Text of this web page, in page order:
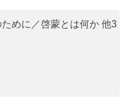
めに／啓蒙とは何か 他3